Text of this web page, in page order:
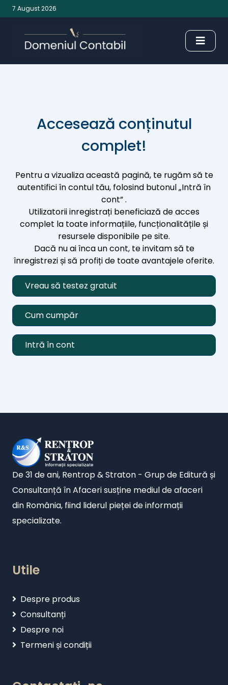
7 August 2026
Accesează conținutul
complet!
Pentru a vizualiza această pagină, te rugăm să te
autentifici în contul tău, folosind butonul „Intră în
cont” .
Utilizatorii inregistrați beneficiază de acces
complet la toate informațiile, funcționalitățile și
resursele disponibile pe site.
Dacă nu ai înca un cont, te invitam să te
înregistrezi și să profiți de toate avantajele oferite.
Vreau să testez gratuit
Cum cumpăr
Intră în cont
De 31 de ani, Rentrop & Straton - Grup de Editură și
Consultanță în Afaceri susține mediul de afaceri
din România, fiind liderul pieței de informații
specializate.
Utile
Despre produs
Consultanți
Despre noi
Termeni și condiții